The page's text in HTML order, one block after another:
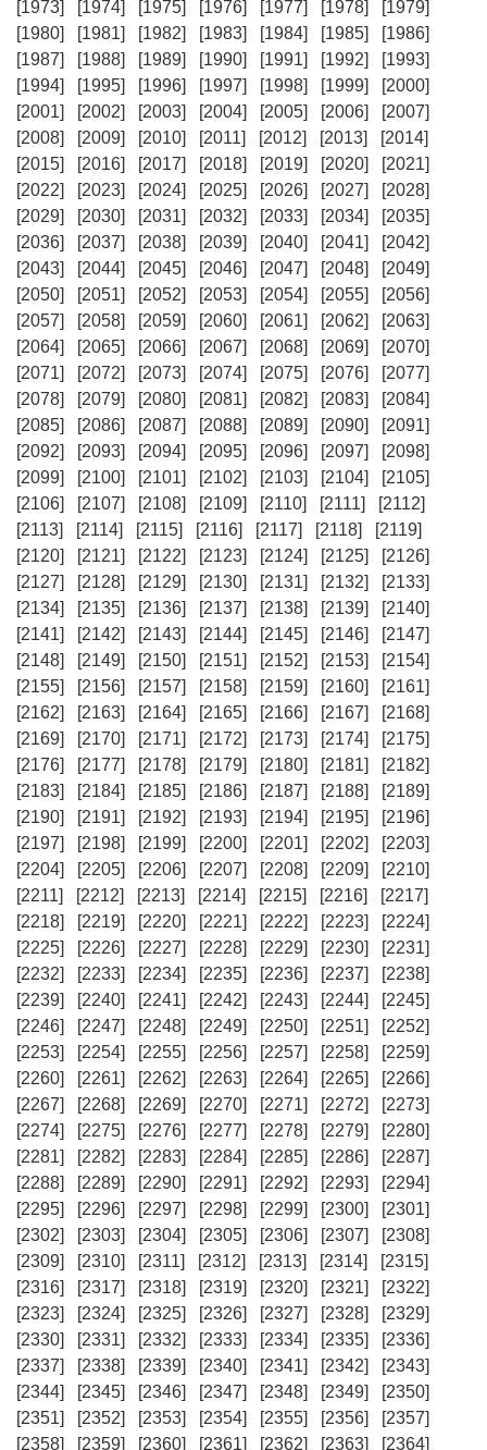
[1973] [1974] [1975] [1976] [1977] [1978]
[1979]
[1980]
[1981] [1982] [1983] [1984] [1985]
[1986]
[1987]
[1988] [1989] [1990] [1991] [1992]
[1993]
[1994]
[1995] [1996] [1997] [1998] [1999]
[2000]
[2001]
[2002] [2003] [2004] [2005] [2006]
[2007]
[2008]
[2009] [2010] [2011] [2012] [2013]
[2014]
[2015]
[2016] [2017] [2018] [2019] [2020]
[2021]
[2022]
[2023] [2024] [2025] [2026] [2027]
[2028]
[2029]
[2030] [2031] [2032] [2033] [2034]
[2035]
[2036]
[2037] [2038] [2039] [2040] [2041]
[2042]
[2043]
[2044] [2045] [2046] [2047] [2048]
[2049]
[2050]
[2051] [2052] [2053] [2054] [2055]
[2056]
[2057]
[2058] [2059] [2060] [2061] [2062]
[2063]
[2064]
[2065] [2066] [2067] [2068] [2069]
[2070]
[2071]
[2072] [2073] [2074] [2075] [2076]
[2077]
[2078]
[2079] [2080] [2081] [2082] [2083]
[2084]
[2085]
[2086] [2087] [2088] [2089] [2090]
[2091]
[2092]
[2093] [2094] [2095] [2096] [2097]
[2098]
[2099]
[2100] [2101] [2102] [2103] [2104]
[2105]
[2106]
[2107] [2108] [2109] [2110] [2111]
[2112]
[2113]
[2114] [2115] [2116] [2117] [2118]
[2119]
[2120]
[2121] [2122] [2123] [2124] [2125]
[2126]
[2127]
[2128] [2129] [2130] [2131] [2132]
[2133]
[2134]
[2135] [2136] [2137] [2138] [2139]
[2140]
[2141]
[2142] [2143] [2144] [2145] [2146]
[2147]
[2148]
[2149] [2150] [2151] [2152] [2153]
[2154]
[2155]
[2156] [2157] [2158] [2159] [2160]
[2161]
[2162]
[2163] [2164] [2165] [2166] [2167]
[2168]
[2169]
[2170] [2171] [2172] [2173] [2174]
[2175]
[2176]
[2177] [2178] [2179] [2180] [2181]
[2182]
[2183]
[2184] [2185] [2186] [2187] [2188]
[2189]
[2190]
[2191] [2192] [2193] [2194] [2195]
[2196]
[2197]
[2198] [2199] [2200] [2201] [2202]
[2203]
[2204]
[2205] [2206] [2207] [2208] [2209]
[2210]
[2211]
[2212] [2213] [2214] [2215] [2216]
[2217]
[2218]
[2219] [2220] [2221] [2222] [2223]
[2224]
[2225]
[2226] [2227] [2228] [2229] [2230]
[2231]
[2232]
[2233] [2234] [2235] [2236] [2237]
[2238]
[2239]
[2240] [2241] [2242] [2243] [2244]
[2245]
[2246]
[2247] [2248] [2249] [2250] [2251]
[2252]
[2253]
[2254] [2255] [2256] [2257] [2258]
[2259]
[2260]
[2261] [2262] [2263] [2264] [2265]
[2266]
[2267]
[2268] [2269] [2270] [2271] [2272]
[2273]
[2274]
[2275] [2276] [2277] [2278] [2279]
[2280]
[2281]
[2282] [2283] [2284] [2285] [2286]
[2287]
[2288]
[2289] [2290] [2291] [2292] [2293]
[2294]
[2295]
[2296] [2297] [2298] [2299] [2300]
[2301]
[2302]
[2303] [2304] [2305] [2306] [2307]
[2308]
[2309]
[2310] [2311] [2312] [2313] [2314]
[2315]
[2316]
[2317] [2318] [2319] [2320] [2321]
[2322]
[2323]
[2324] [2325] [2326] [2327] [2328]
[2329]
[2330]
[2331] [2332] [2333] [2334] [2335]
[2336]
[2337]
[2338] [2339] [2340] [2341] [2342]
[2343]
[2344]
[2345] [2346] [2347] [2348] [2349]
[2350]
[2351]
[2352] [2353] [2354] [2355] [2356]
[2357]
[2358]
[2359] [2360] [2361] [2362] [2363]
[2364]